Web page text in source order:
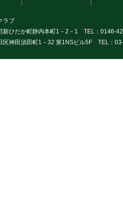
ラブ
だか町静内本町1－2－1 TEL：0146-
区神田須田町1－32 第1NSビル5F TEL：